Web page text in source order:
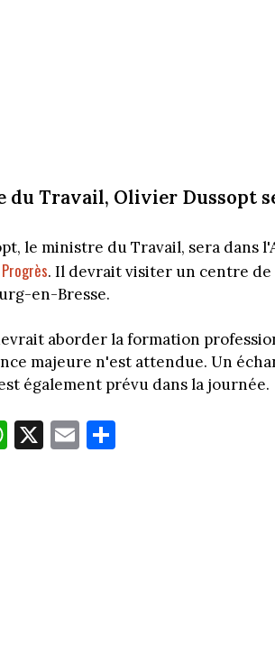
du Travail, Olivier Dussopt
le ministre du Travail, sera dans
Progrès. Il devrait visiter un centre
en-Bresse.
aborder la formation
majeure n'est attendue. Un
également prévu dans la journée.
W
ha
X E
m